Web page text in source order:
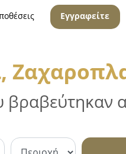
Εγγραφείτε
βραβεύτηκαν